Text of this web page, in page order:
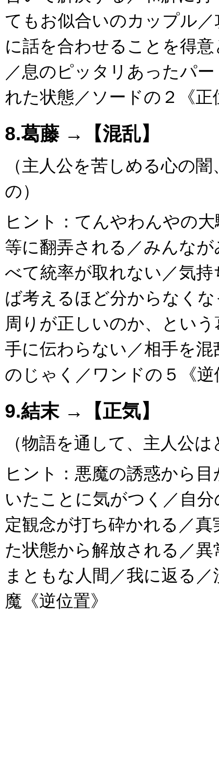
てもお似合いのカップル
に話を合わせることを得
／息のピッタリあったパ
れた状態／ソードの２《正
8.葛藤 →【混乱】
（主人公を苦しめる心の
の）
ヒント：てんやわんやの
等に翻弄される／みんな
べて統率が取れない／気
ば考えるほど分からなく
周りが正しいのか、とい
手に伝わらない／相手を
のじゃく／ワンドの５《逆
9.結末 →【正気】
（物語を通して、主人公
ヒント：悪魔の誘惑から
いたことに気がつく／自
定観念が打ち砕かれる／
た状態から解放される／
まともな人間／我に返る
魔《逆位置》